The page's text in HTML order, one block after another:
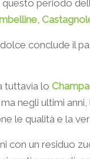
periodo
conclude il
tuttavia lo
negli ultimi
le qualità e la
con un residuo